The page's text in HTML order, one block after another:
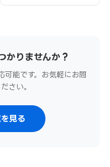
かりませんか？
可能です。お気軽にお問
さい。
見る